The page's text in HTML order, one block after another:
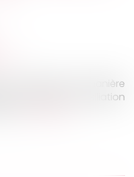
s'adresser de manière
peut justifier la résiliation